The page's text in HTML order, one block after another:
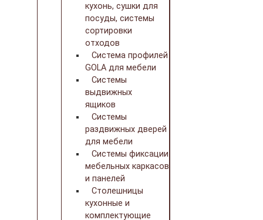
кухонь, сушки для
посуды, системы
сортировки
отходов
Система профилей
GOLA для мебели
Системы
выдвижных
ящиков
Системы
раздвижных дверей
для мебели
Системы фиксации
мебельных каркасов
и панелей
Столешницы
кухонные и
комплектующие